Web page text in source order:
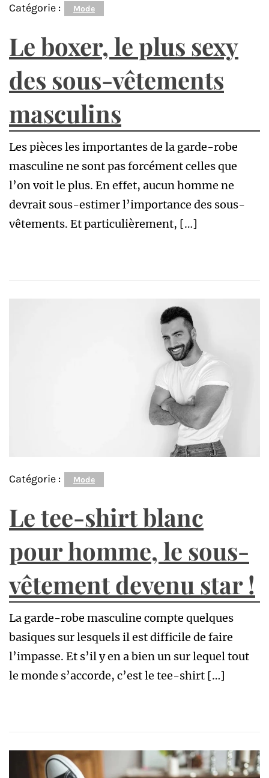
Catégorie : Mode
Le boxer, le plus sexy
des sous-vêtements
masculins
Les pièces les importantes de la garde-robe
masculine ne sont pas forcément celles que
l’on voit le plus. En effet, aucun homme ne
devrait sous-estimer l’importance des sous-
vêtements. Et particulièrement, […]
Catégorie : Mode
Le tee-shirt blanc
pour homme, le sous-
vêtement devenu star !
La garde-robe masculine compte quelques
basiques sur lesquels il est difficile de faire
l’impasse. Et s’il y en a bien un sur lequel tout
le monde s’accorde, c’est le tee-shirt […]